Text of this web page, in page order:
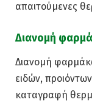
απαιτούμενες
Διανομή
Διανομή
ειδών,
καταγραφή